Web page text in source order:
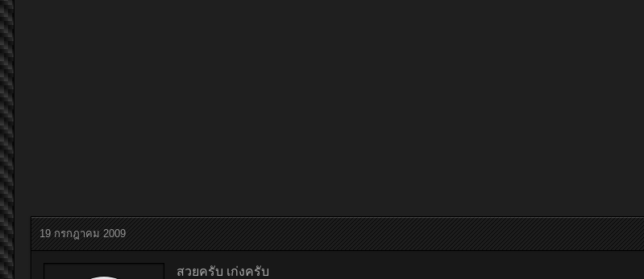
19 กรกฎาคม 2009
สวยครับ เก่งครับ